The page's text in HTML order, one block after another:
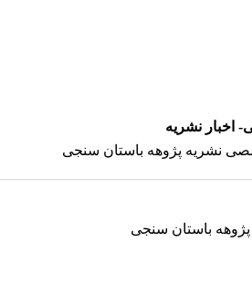
اخبار نشریه
نشریه پژوهه باستان سنجی
باستان سنجی